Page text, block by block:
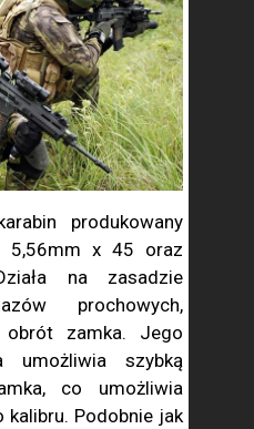
produkowany
5,56mm x 45 oraz
na zasadzie
prochowych,
obrót zamka. Jego
umożliwia szybką
co umożliwia
Podobnie jak